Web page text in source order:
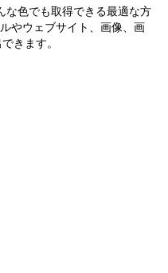
色でも取得できる最適な方
やウェブサイト、画像、画
きます。